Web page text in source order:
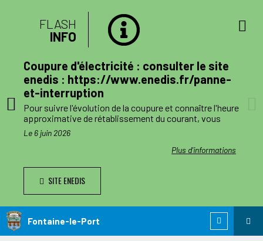
le
est
FLASH
INFO
Coupure d'électricité : consulter le site
enedis : https://www.enedis.fr/panne-
et-interruption
Plus d'informations
Pour suivre l'évolution de la coupure et connaître l'heure
approximative de rétablissement du courant, vous
pouvez consulter le site enedis.fr/panne-et-
interruption ou télécharger l'application Enedis à mes
côtés. Toutefois l'alimentation pourra être rétablie à
Le jour des travaux, si vous avez besoin d’information
complémentaire, vous pourrez nous joindre au numéro
Le 6 juin 2026
SITE ENEDIS
Fontaine-le-Port